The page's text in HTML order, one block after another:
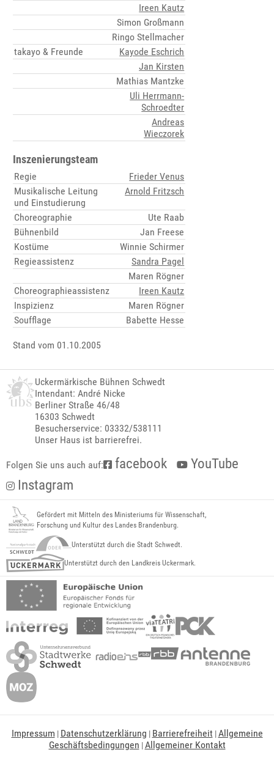
Ireen Kautz
Simon Großmann
Ringo Stellmacher
takayo & Freunde
Kayode Eschrich
Jan Kirsten
Mathias Mantzke
Uli Herrmann-
Schroedter
Andreas
Wieczorek
Inszenierungsteam
Regie
Frieder Venus
Musikalische Leitung
und Einstudierung
Arnold Fritzsch
Choreographie
Ute Raab
Bühnenbild
Jan Freese
Kostüme
Winnie Schirmer
Regieassistenz
Sandra Pagel
Maren Rögner
Choreographieassistenz
Ireen Kautz
Inspizienz
Maren Rögner
Soufflage
Babette Hesse
Stand vom 01.10.2005
Uckermärkische Bühnen Schwedt
Intendant: André Nicke
Berliner Straße 46/48
16303 Schwedt
Besucherservice: 03332/538111
Unser Haus ist barrierefrei.
Folgen Sie uns auch auf: facebook
YouTube
Instagram
Gefördert mit Mitteln des Ministeriums für Wissenschaft,
Forschung und Kultur des Landes Brandenburg.
Unterstützt durch die Stadt Schwedt.
Unterstützt durch den Landkreis Uckermark.
Impressum | Datenschutzerklärung | Barrierefreiheit|Allgemeine
Geschäftsbedingungen |Allgemeiner Kontakt